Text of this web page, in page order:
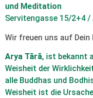
und Meditation
Servitengasse 15/2+4 /
Wir freuen uns auf Dein
Arya Tārā, ist bekannt
Weisheit der
alle Buddhas und
Weisheit ist die